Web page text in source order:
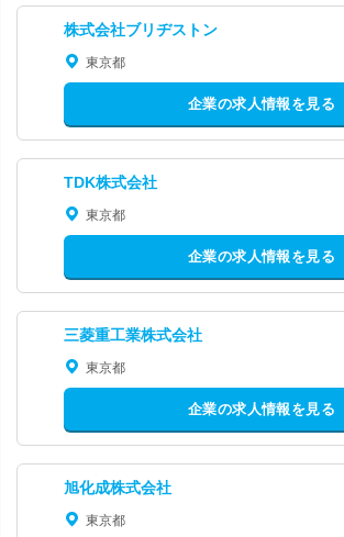
株式会社ブリヂストン
東京都
企業の求人情報を見る
TDK株式会社
東京都
企業の求人情報を見る
三菱重工業株式会社
東京都
企業の求人情報を見る
旭化成株式会社
東京都